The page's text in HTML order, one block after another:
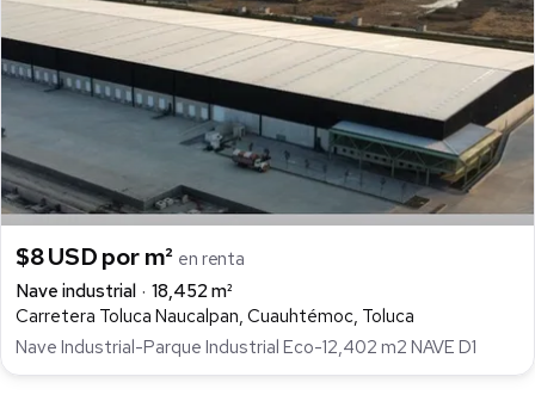
$8 USD por m² en renta
Nave industrial
18,452 m²
Carretera Toluca Naucalpan, Cuauhtémoc, Toluca
Nave Industrial-Parque Industrial Eco-12,402 m2 NAVE D1